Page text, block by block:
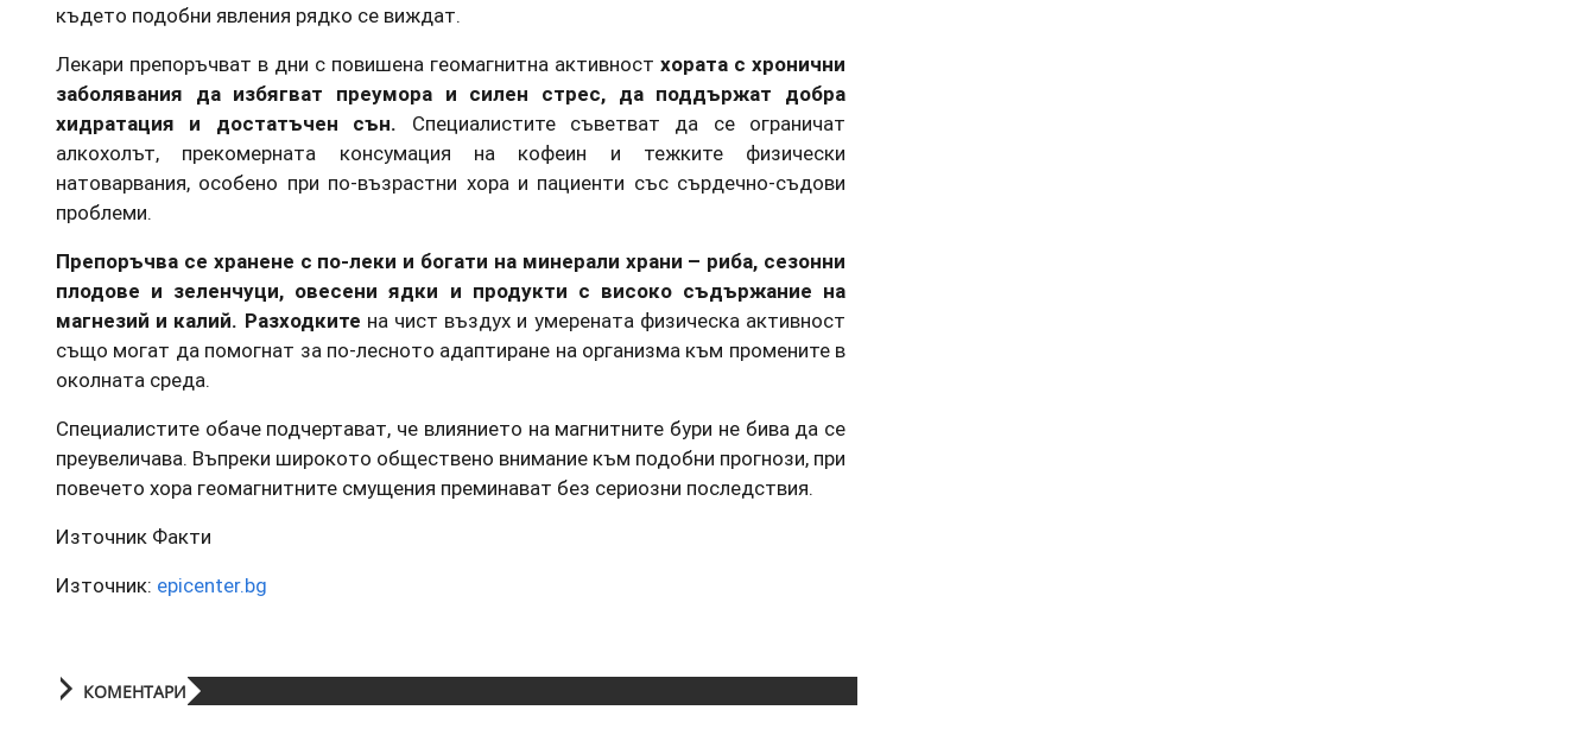
където подобни явления рядко се виждат.
Лекари препоръчват в дни с повишена геомагнитна активност хората с хронични
заболявания да избягват преумора и силен стрес, да поддържат добра
хидратация и достатъчен сън. Специалистите съветват да се ограничат
алкохолът, прекомерната консумация на кофеин и тежките физически
натоварвания, особено при по-възрастни хора и пациенти със сърдечно-съдови
проблеми.
Препоръчва се хранене с по-леки и богати на минерали храни – риба, сезонни
плодове и зеленчуци, овесени ядки и продукти с високо съдържание на
магнезий и калий. Разходките на чист въздух и умерената физическа активност
също могат да помогнат за по-лесното адаптиране на организма към промените в
околната среда.
Специалистите обаче подчертават, че влиянието на магнитните бури не бива да се
преувеличава. Въпреки широкото обществено внимание към подобни прогнози, при
повечето хора геомагнитните смущения преминават без сериозни последствия.
Източник Факти
Източник: epicenter.bg
КОМЕНТАРИ